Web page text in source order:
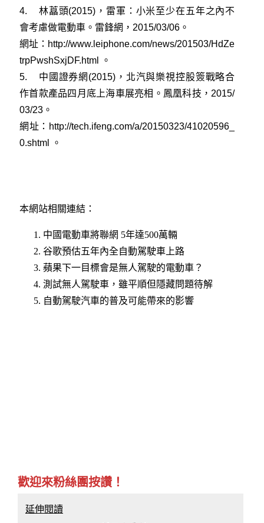
4.
林藠頭(2015)，雷軍：小米至少在五年之內不
會考慮做電動車。雷鋒網，2015/03/06。
網址： http://www.leiphone.com/news/201503/HdZe
trpPwshSxjDF.html
。
5.
中國證券網(2015)，北汽與樂視控股簽戰略合
作首款產品四月底上海車展亮相。鳳凰科技，2015/
03/23。
網址： http://tech.ifeng.com/a/20150323/41020596_
0.shtml
。
本網站相關連結：
中國電動車將聯網 5年達500萬輛
谷歌預估五年內全自動駕駛車上路
蘋果下一目標會是無人駕駛的電動車？
測試無人駕駛車，雖平順但隱藏問題待解
自動駕駛汽車的普及可能帶來的影響
歡迎來粉絲團按讚！
延伸閱讀